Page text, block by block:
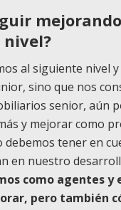
al siguiente nivel
sino que nos
senior, aún
y mejorar como
debemos tener en
en nuestro
como agentes y
pero también